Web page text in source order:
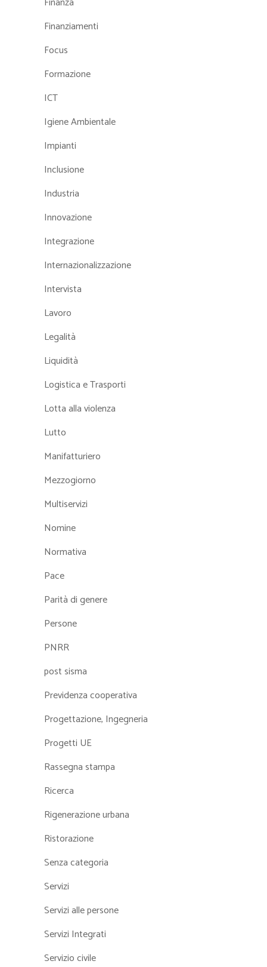
Finanziamenti
Focus
Formazione
ICT
Igiene Ambientale
Impianti
Inclusione
Industria
Innovazione
Integrazione
Internazionalizzazione
Intervista
Lavoro
Legalità
Liquidità
Logistica e Trasporti
Lotta alla violenza
Lutto
Manifatturiero
Mezzogiorno
Multiservizi
Nomine
Normativa
Pace
Parità di genere
Persone
PNRR
post sisma
Previdenza cooperativa
Progettazione, Ingegneria
Progetti UE
Rassegna stampa
Ricerca
Rigenerazione urbana
Ristorazione
Senza categoria
Servizi
Servizi alle persone
Servizi Integrati
Servizio civile